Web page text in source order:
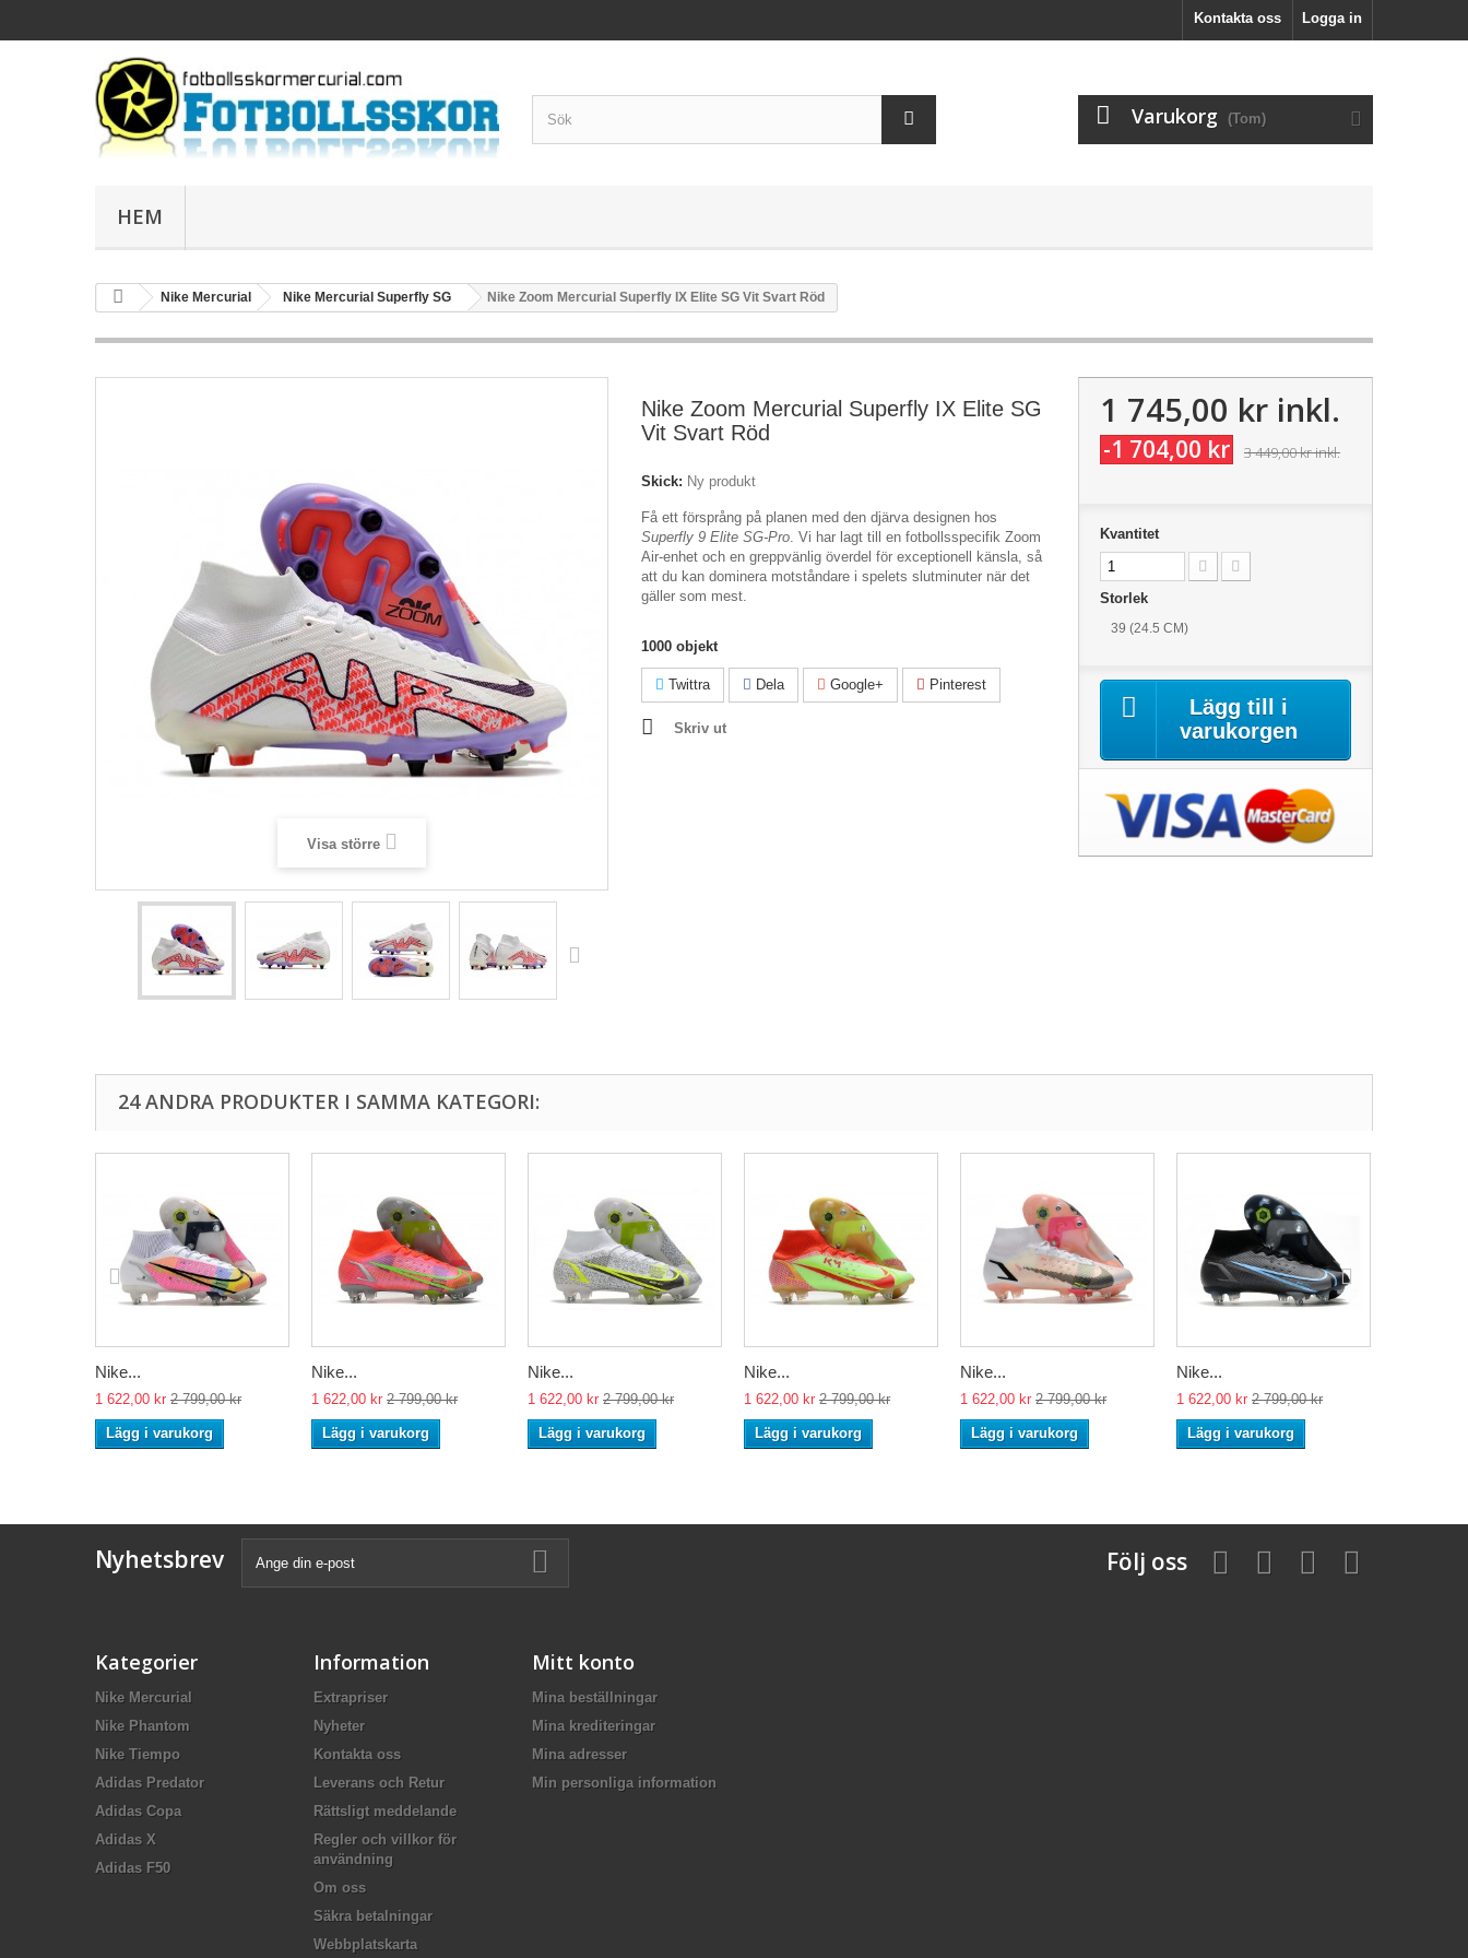
Logga in
Kontakta oss
Varukorg (Tom)
HEM
Nike Mercurial Nike Mercurial Superfly SG Nike Zoom Mercurial Superfly IX Elite SG Vit Svart Röd
Visa större
Nike Zoom Mercurial Superfly IX Elite SG
Vit Svart Röd
Skick: Ny produkt
Få ett försprång på planen med den djärva designen hos
Superfly 9 Elite SG-Pro. Vi har lagt till en fotbollsspecifik Zoom
Air-enhet och en greppvänlig överdel för exceptionell känsla, så
att du kan dominera motståndare i spelets slutminuter när det
gäller som mest.
1000 objekt
Twittra Dela Google+ Pinterest
Skriv ut
1 745,00 krinkl.
-1 704,00 kr 3 449,00 krinkl.
Kvantitet
Storlek
39 (24.5 CM)
Lägg till i
varukorgen
24 ANDRA PRODUKTER I SAMMA KATEGORI:
Nike...
1 622,00 kr 2 799,00 kr
Lägg i varukorg
Nike...
1 622,00 kr 2 799,00 kr
Lägg i varukorg
Nike...
1 622,00 kr 2 799,00 kr
Lägg i varukorg
Nike...
1 622,00 kr 2 799,00 kr
Lägg i varukorg
Nike...
1 622,00 kr 2 799,00 kr
Lägg i varukorg
Nike...
1 622,00 kr 2 799,00 kr
Lägg i varukorg
Nyhetsbrev Följ oss
Kategorier
Nike Mercurial
Nike Phantom
Nike Tiempo
Adidas Predator
Adidas Copa
Adidas X
Adidas F50
Information
Extrapriser
Nyheter
Kontakta oss
Leverans och Retur
Rättsligt meddelande
Regler och villkor för
användning
Om oss
Säkra betalningar
Webbplatskarta
Mitt konto
Mina beställningar
Mina krediteringar
Mina adresser
Min personliga information